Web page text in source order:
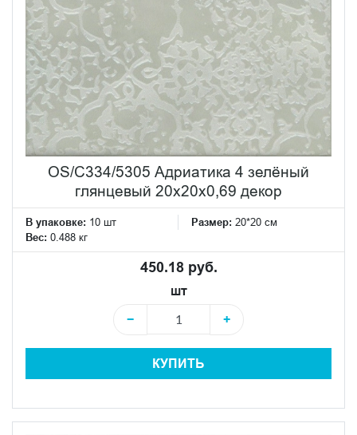
OS/C334/5305 Адриатика 4 зелёный
глянцевый 20x20x0,69 декор
В упаковке: 10 шт Размер: 20*20 см
Вес: 0.488 кг
450.18 руб.
шт
−
+
КУПИТЬ